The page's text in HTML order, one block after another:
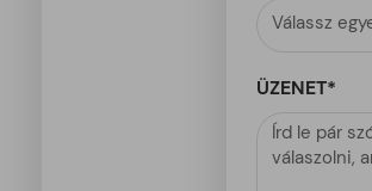
Válassz
ÜZENET*